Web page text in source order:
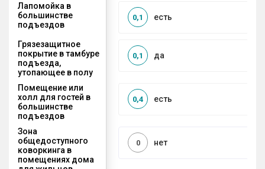
Лапомойка в
большинстве
подъездов
есть
0,1
Грязезащитное
покрытие в тамбуре
подъезда,
утопающее в полу
да
0,1
Помещение или
холл для гостей в
большинстве
подъездов
есть
0,4
Зона
общедоступного
коворкинга в
помещениях дома
нет
0